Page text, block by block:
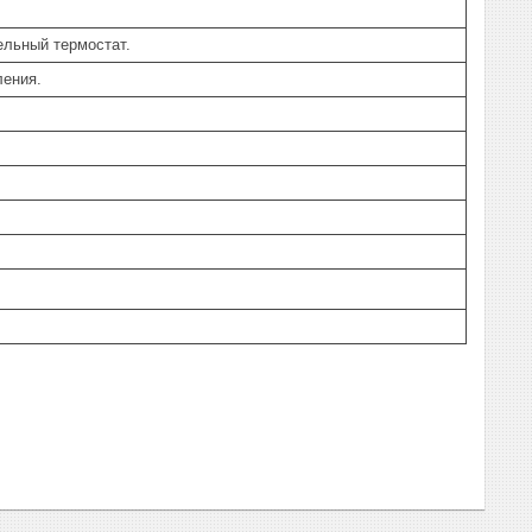
термостат.